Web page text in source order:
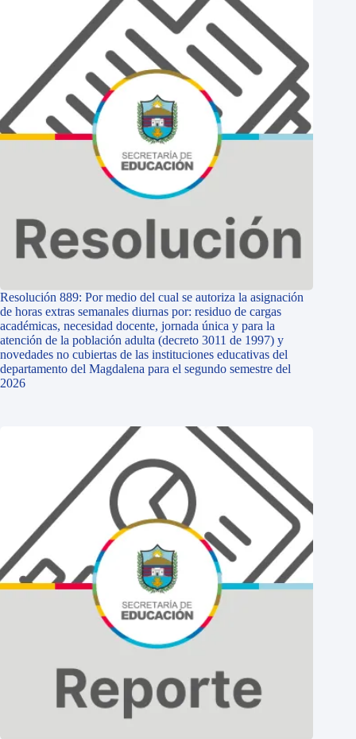
Resolución 889: Por medio del cual se autoriza la asignación
de horas extras semanales diurnas por: residuo de cargas
académicas, necesidad docente, jornada única y para la
atención de la población adulta (decreto 3011 de 1997) y
novedades no cubiertas de las instituciones educativas del
departamento del Magdalena para el segundo semestre del
2026